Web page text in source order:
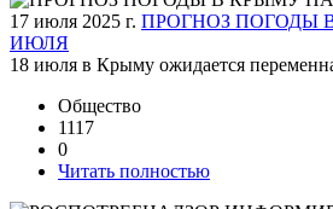
17 июля 2025 г. ПРОГНОЗ ПОГОДЫ
ИЮЛЯ
18 июля в Крыму ожидается
Общество
1117
0
Читать полностью